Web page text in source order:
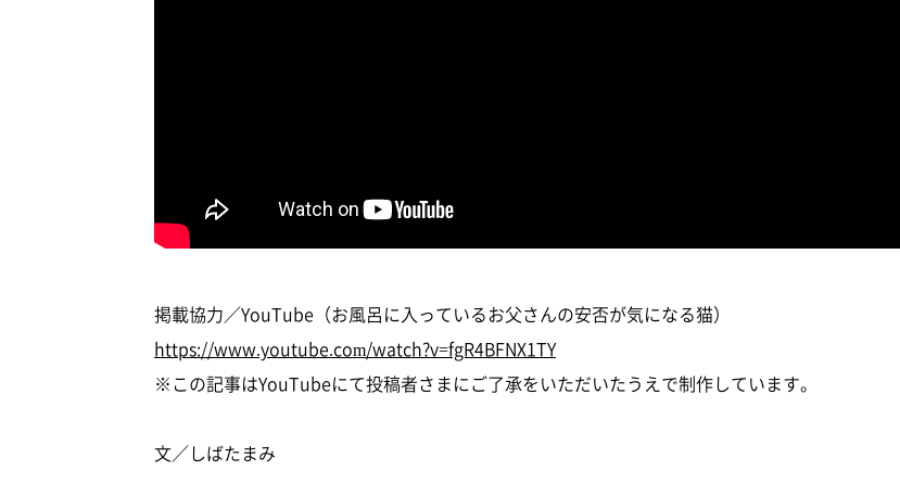
掲載協力／YouTube（お風呂に入っているお父さんの安否が気になる猫）
https://www.youtube.com/watch?v=fgR4BFNX1TY
※この記事はYouTubeにて投稿者さまにご了承をいただいたうえで制作しています。
文／しばたまみ